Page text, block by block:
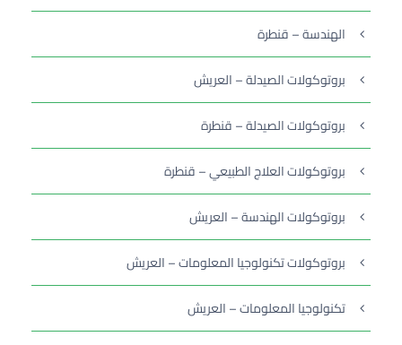
الهندسة – قنطرة
بروتوكولات الصيدلة – العريش
بروتوكولات الصيدلة – قنطرة
بروتوكولات العلاج الطبيعي – قنطرة
بروتوكولات الهندسة – العريش
بروتوكولات تكنولوجيا المعلومات – العريش
تكنولوجيا المعلومات – العريش